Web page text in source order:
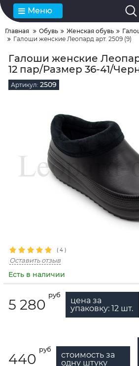
Меню
Главная Обувь Женская обувь
Галоши женские Леопард арт. 2509 (9)
Галоши женские
12 пар/Размер 36-41/
Артикул: 2509
( 4 )
Оставить отзыв
Есть в наличии
5 280
руб
цена за
упаковку: 12 шт.
440
руб
стоимость за
одну штуку